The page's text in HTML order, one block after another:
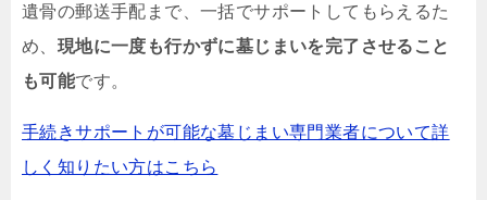
遺骨の郵送手配まで、一括でサポートしてもらえるた
め、 現地に一度も行かずに墓じまいを完了させること
も可能です。
手続きサポートが可能な墓じまい専門業者について詳
しく知りたい方はこちら